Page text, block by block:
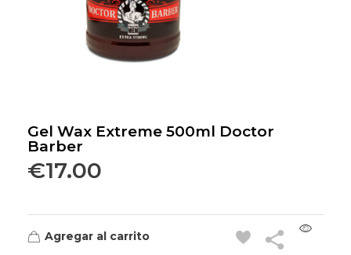
Gel Wax Extreme 500ml Doctor
Barber
€17.00
Agregar al carrito